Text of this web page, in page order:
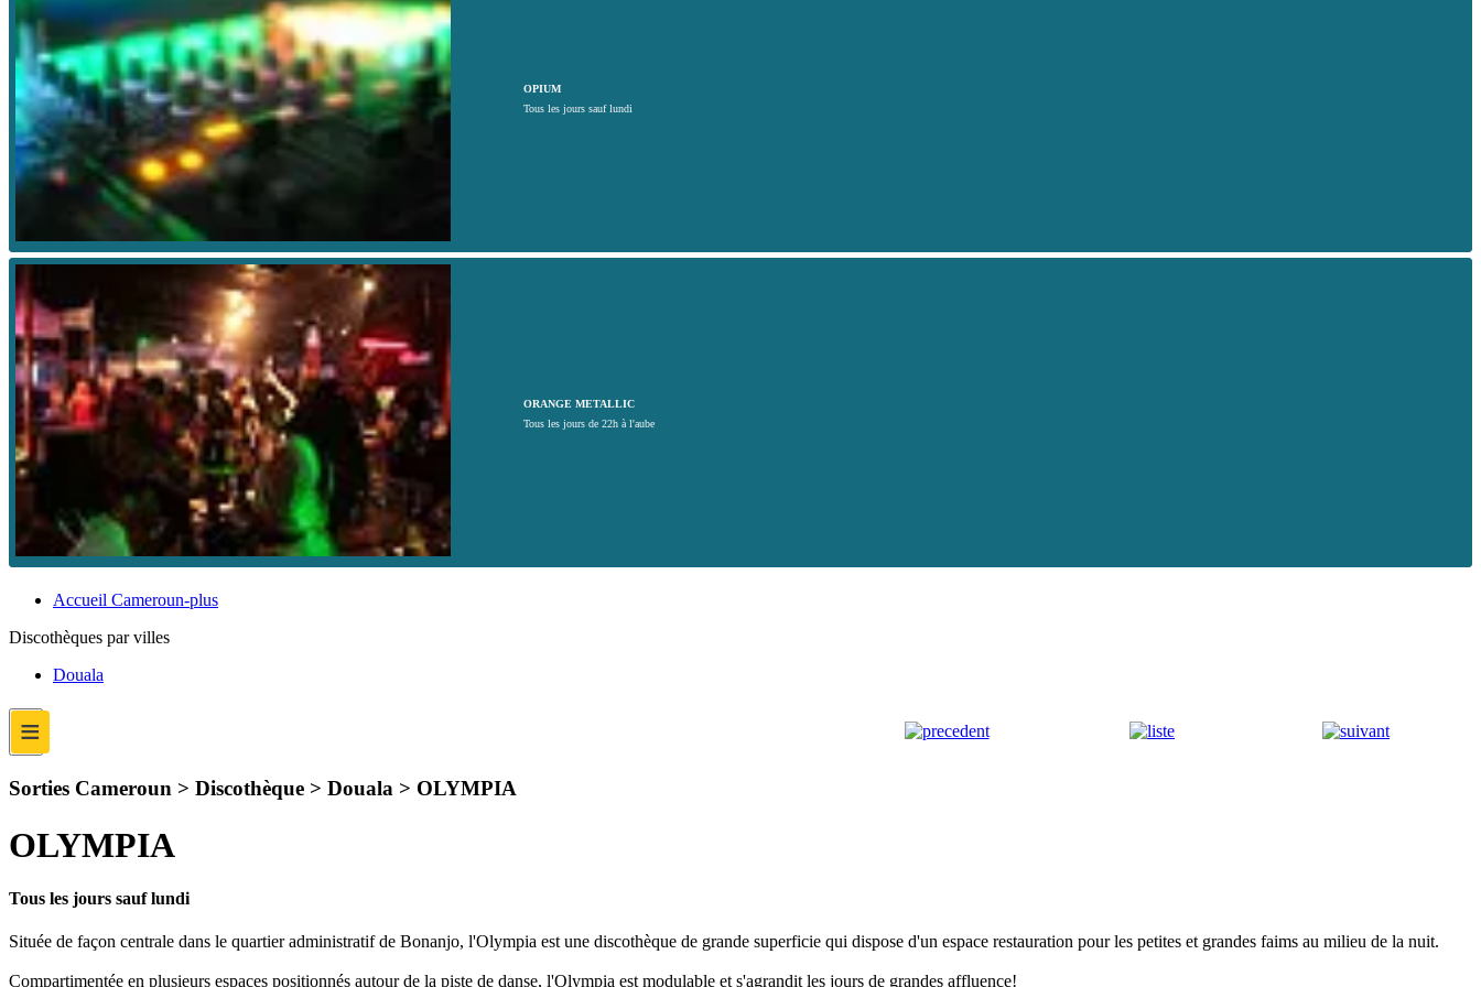
OPIUM
Tous les jours sauf lundi
ORANGE METALLIC
Tous les jours de 22h à l'aube
Accueil Cameroun-plus
Discothèques par villes
Douala
≡
Sorties Cameroun > Discothèque > Douala > OLYMPIA
OLYMPIA
Tous les jours sauf lundi
Située de façon centrale dans le quartier administratif de Bonanjo, l'Olympia est une discothèque de grande superficie qui dispose d'un espace restauration pour les petites et grandes faims au milieu de la nuit.
Compartimentée en plusieurs espaces positionnés autour de la piste de danse, l'Olympia est modulable et s'agrandit les jours de grandes affluence!